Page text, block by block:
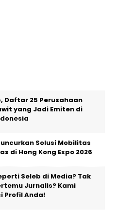
Daftar 25 Perusahaan
yang Jadi Emiten di
Solusi Mobilitas
di Hong Kong Expo 2026
Seleb di Media? Tak
Jurnalis? Kami
Profil Anda!